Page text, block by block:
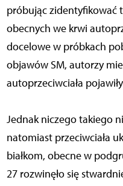
próbując zidentyfikować
obecnych we krwi
docelowe w próbkach
objawów SM, autorzy
autoprzeciwciała
Jednak niczego takiego
natomiast przeciwciała
białkom, obecne w
27 rozwinęło się